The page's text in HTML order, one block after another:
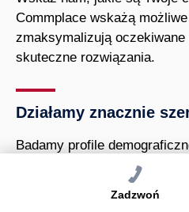
Commplace wskażą
zmaksymalizują
skuteczne rozwiązania.
Działamy znacznie
Badamy profile
określamy czego szukają
jakie są pożądane cechy
Zadzwoń